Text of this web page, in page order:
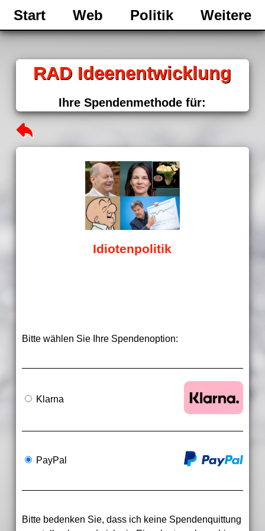
Start Web Politik Weitere
RAD Ideenentwicklung
Ihre Spendenmethode für:
Idiotenpolitik
Bitte wählen Sie Ihre Spendenoption:
Klarna
PayPal
Bitte bedenken Sie, dass ich keine Spendenquittung